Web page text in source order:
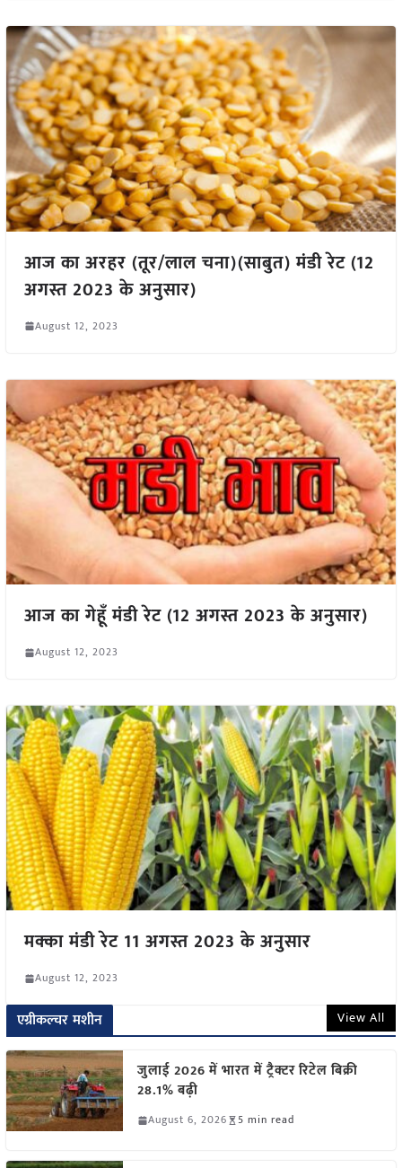
आज का अरहर (तूर/लाल चना)(साबुत) मंडी रेट (12
अगस्त 2023 के अनुसार)
August 12, 2023
आज का गेहूँ मंडी रेट (12 अगस्त 2023 के अनुसार)
August 12, 2023
मक्का मंडी रेट 11 अगस्त 2023 के अनुसार
August 12, 2023
एग्रीकल्चर मशीन View All
जुलाई 2026 में भारत में ट्रैक्टर रिटेल बिक्री
28.1% बढ़ी
August 6, 2026 5 min read